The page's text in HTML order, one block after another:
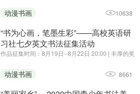
达对曾经战斗在疫情第一线的爸爸妈妈、叔叔阿姨
们的祈福和思念，以颗颗童心向白衣天使致敬！
动漫书画 10638
“书为心画，笔墨生彩”——高校英语研
习社七夕英文书法征集活动
作品征集时间：8月19日--8月22日 20:00 | 丰厚的奖
动漫书画 8661